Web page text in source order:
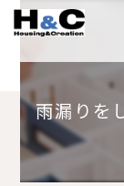
雨漏りを